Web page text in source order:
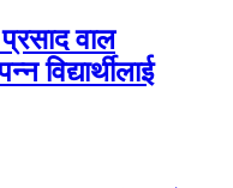
वाल
विद्यार्थीलाई